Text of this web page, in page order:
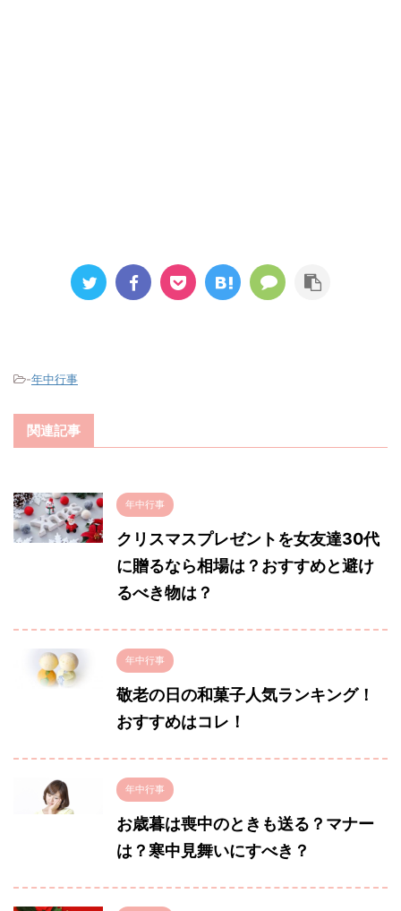
-年中行事
関連記事
年中行事
クリスマスプレゼントを女友達30代
に贈るなら相場は？おすすめと避け
るべき物は？
年中行事
敬老の日の和菓子人気ランキング！
おすすめはコレ！
年中行事
お歳暮は喪中のときも送る？マナー
は？寒中見舞いにすべき？